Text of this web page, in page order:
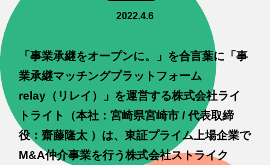
2022.4.6
「事業承継をオープンに。」を合言葉に「事
業承継マッチングプラットフォーム
relay（リレイ）」を運営する株式会社ライ
トライト（本社：宮崎県宮崎市 / 代表取締
役：齋藤隆太 ）は、東証プライム上場企業で
M&A仲介事業を行う株式会社ストライク